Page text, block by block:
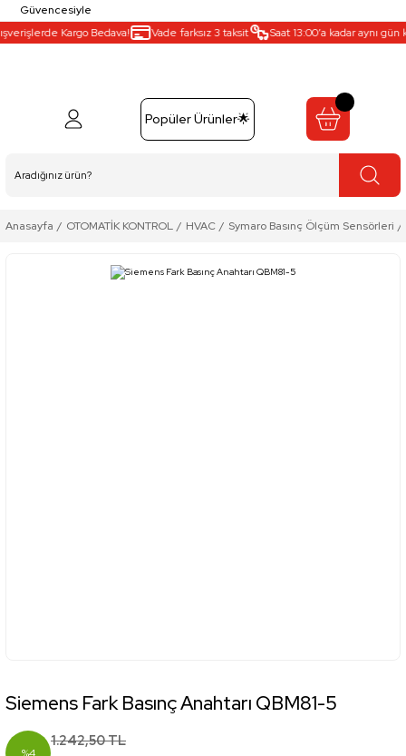
Güvencesiyle
Kargo Bedava!
Vade farksız 3 taksit Saat 13:00’a kadar aynı gün
Popüler Ürünler🌟
Anasayfa OTOMATİK KONTROL HVAC Symaro Basınç Ölçüm Sensörleri
Siemens Fark Basınç Anahtarı QBM81-5
1.242,50 TL